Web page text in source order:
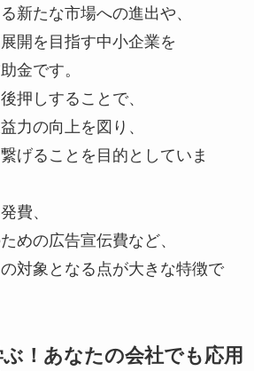
新たな市場への進出や、
開を目指す中小企業を
金です。
押しすることで、
力の向上を図り、
げることを目的としていま
費、
めの広告宣伝費など、
対象となる点が大きな特徴で
！あなたの会社でも応用